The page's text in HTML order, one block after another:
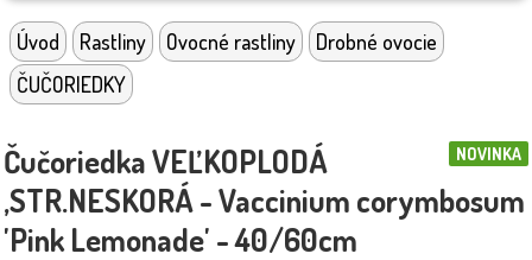
Úvod Rastliny Ovocné rastliny
Drobné ovocie
ČUČORIEDKY
NOVINKA
Čučoriedka VEĽKOPLODÁ
,STR.NESKORÁ - Vaccinium corymbosum
'Pink Lemonade' - 40/60cm